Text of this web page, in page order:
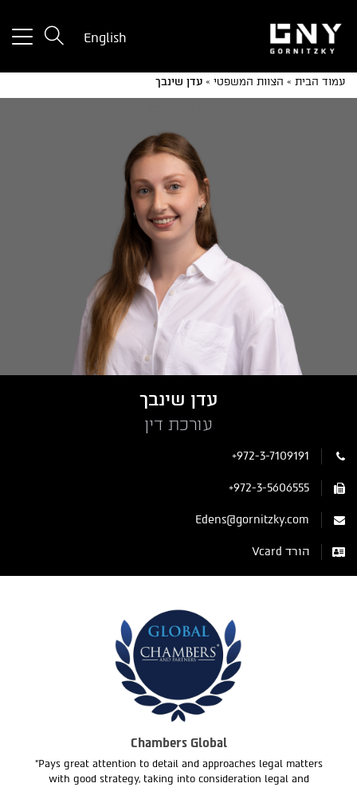
English
עמוד הבית » הצוות המשפטי » עדן שינבך
עדן שינבך
עורכת דין
+972-3-7109191
+972-3-5606555
Edens@gornitzky.com
הורד Vcard
Chambers Global
"Pays great attention to detail and approaches legal matters
with good strategy, taking into consideration legal and